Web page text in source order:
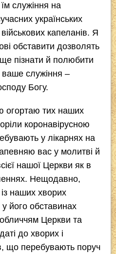
служіння на
українських
капеланів. Я
обставити дозволять
пізнати й полюбити
служіння –
Богу.
тих наших
коронавірусною
у лікарнях на
вас у молитві й
нашої Церкви як в
Нещодавно,
наших хворих
у його обставинах
Церкви та
до хворих і
що перебувають поруч